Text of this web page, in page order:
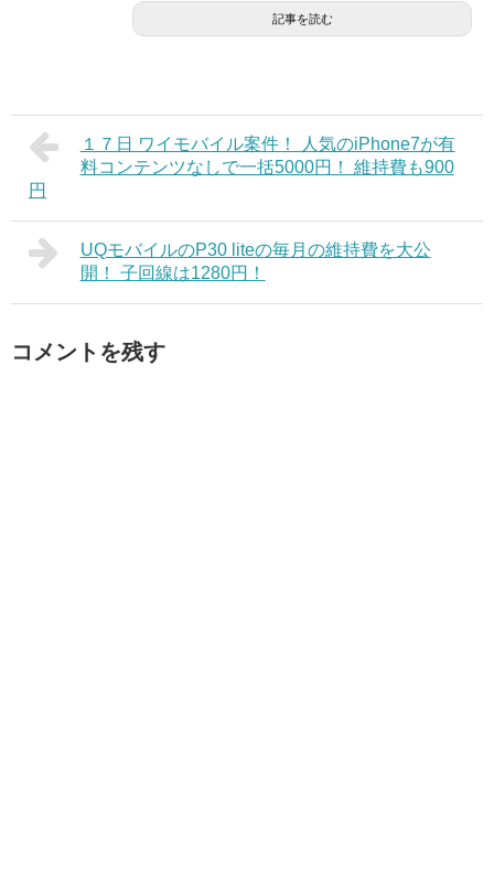
記事を読む
１７日 ワイモバイル案件！ 人気のiPhone7が有
料コンテンツなしで一括5000円！ 維持費も900
円
UQモバイルのP30 liteの毎月の維持費を大公
開！ 子回線は1280円！
コメントを残す